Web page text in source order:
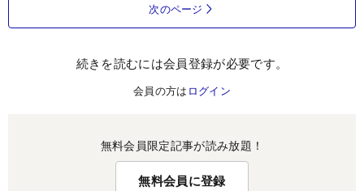
次のページ
続きを読むには会員登録が必要です。
会員の方は ログイン
無料会員限定記事が読み放題！
無料会員に登録